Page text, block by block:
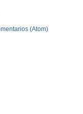
(Atom)